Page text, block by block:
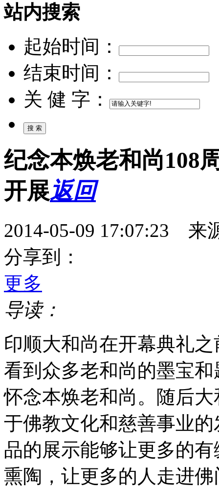
站内搜索
起始时间：
结束时间：
关 健 字：
纪念本焕老和尚108
开展返回
2014-05-09 17:07:23
分享到：
更多
导读：
印顺大和尚在开幕典礼
看到众多老和尚的墨宝
怀念本焕老和尚。随后
于佛教文化和慈善事业
品的展示能够让更多的
熏陶，让更多的人走进